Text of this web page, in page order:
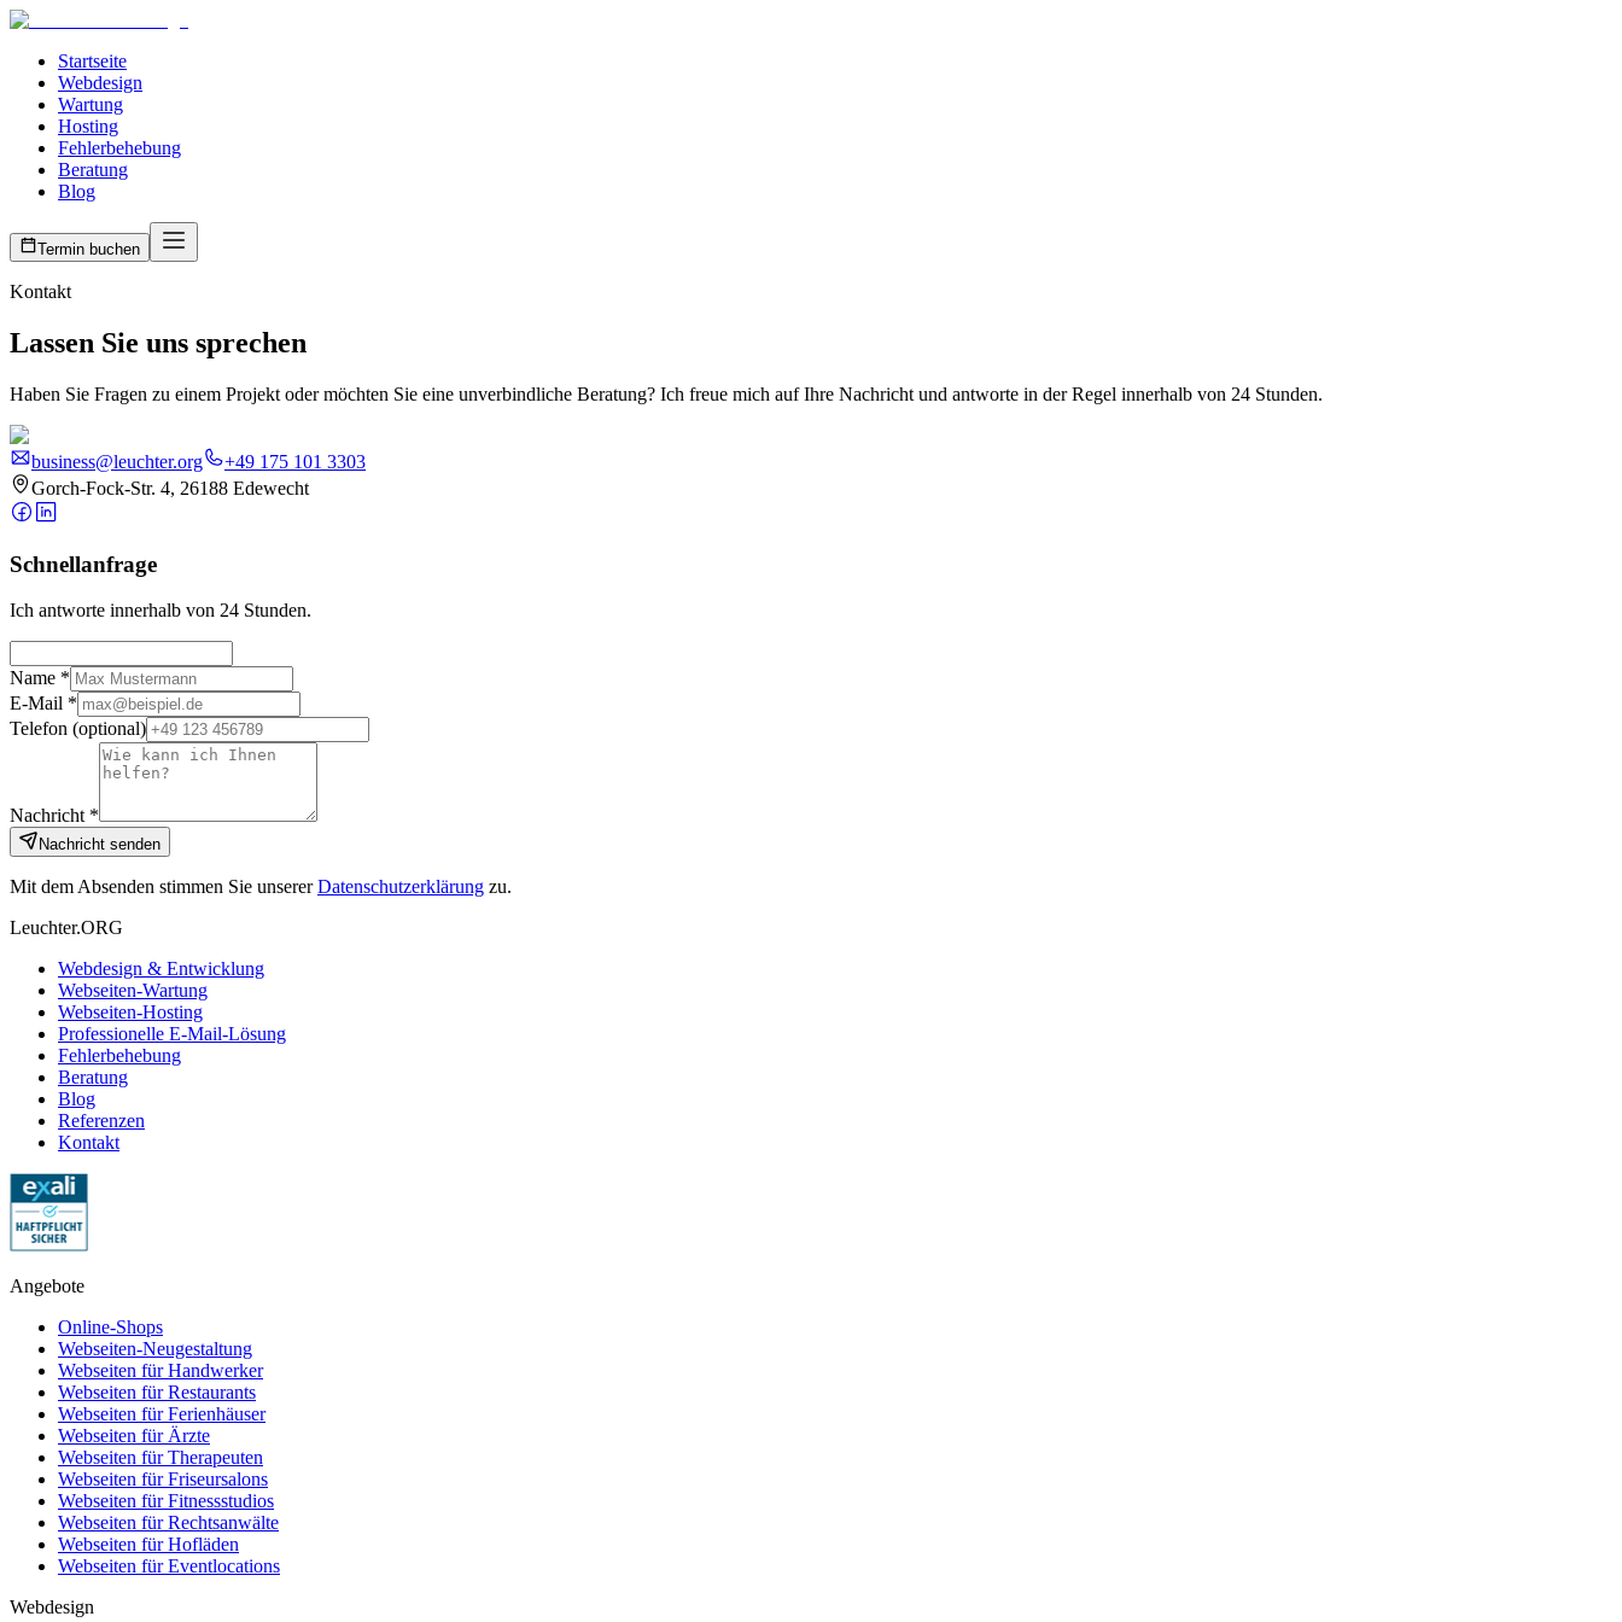
Startseite
Webdesign
Wartung
Hosting
Fehlerbehebung
Beratung
Blog
Termin buchen
Kontakt
Lassen Sie uns sprechen
Haben Sie Fragen zu einem Projekt oder möchten Sie eine unverbindliche Beratung? Ich freue mich auf Ihre Nachricht und antworte in der Regel innerhalb von 24 Stunden.
business@leuchter.org
+49 175 101 3303
Gorch-Fock-Str. 4, 26188 Edewecht
Schnellanfrage
Ich antworte innerhalb von 24 Stunden.
Name *
E-Mail *
Telefon (optional)
Nachricht *
Nachricht senden
Mit dem Absenden stimmen Sie unserer Datenschutzerklärung zu.
Leuchter.ORG
Webdesign & Entwicklung
Webseiten-Wartung
Webseiten-Hosting
Professionelle E-Mail-Lösung
Fehlerbehebung
Beratung
Blog
Referenzen
Kontakt
Angebote
Online-Shops
Webseiten-Neugestaltung
Webseiten für Handwerker
Webseiten für Restaurants
Webseiten für Ferienhäuser
Webseiten für Ärzte
Webseiten für Therapeuten
Webseiten für Friseursalons
Webseiten für Fitnessstudios
Webseiten für Rechtsanwälte
Webseiten für Hofläden
Webseiten für Eventlocations
Webdesign